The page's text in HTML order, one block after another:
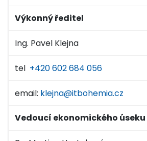
Výkonný ředitel
Ing. Pavel Klejna
tel +420 602 684 056
email: klejna@itbohemia.cz
Vedoucí ekonomického úseku